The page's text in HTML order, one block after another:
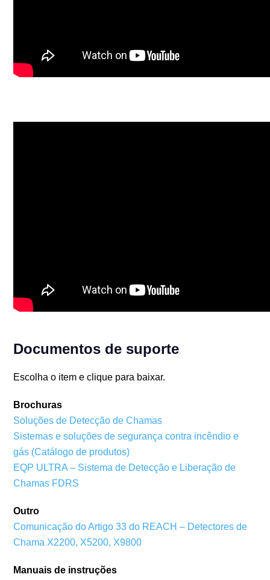
Documentos de suporte
Escolha o item e clique para baixar.
Brochuras
Soluções de Detecção de Chamas
Sistemas e soluções de segurança contra incêndio e
gás (Catálogo de produtos)
EQP ULTRA – Sistema de Detecção e Liberação de
Chamas FDRS
Outro
Comunicação do Artigo 33 do REACH – Detectores de
Chama X2200, X5200, X9800
Manuais de instruções